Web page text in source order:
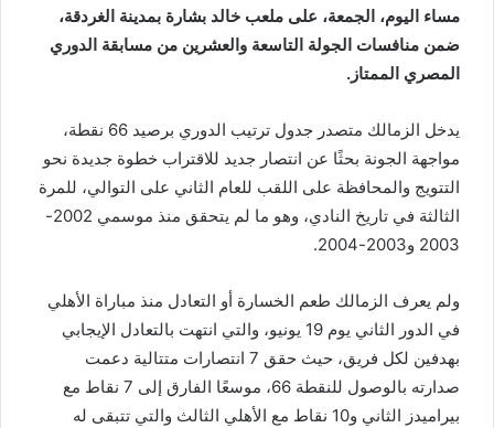
مساء اليوم، الجمعة، على ملعب خالد بشارة بمدينة الغردقة،
ضمن منافسات الجولة التاسعة والعشرين من مسابقة الدوري
المصري الممتاز.
يدخل الزمالك متصدر جدول ترتيب الدوري برصيد 66 نقطة،
مواجهة الجونة بحثًا عن انتصار جديد للاقتراب خطوة جديدة نحو
التتويج والمحافظة على اللقب للعام الثاني على التوالي، للمرة
الثالثة في تاريخ النادي، وهو ما لم يتحقق منذ موسمي 2002-
2003 و2003-2004.
ولم يعرف الزمالك طعم الخسارة أو التعادل منذ مباراة الأهلي
في الدور الثاني يوم 19 يونيو، والتي انتهت بالتعادل الإيجابي
بهدفين لكل فريق، حيث حقق 7 انتصارات متتالية دعمت
صدارته بالوصول للنقطة 66، موسعًا الفارق إلى 7 نقاط مع
بيراميدز الثاني و10 نقاط مع الأهلي الثالث والتي تتبقى له